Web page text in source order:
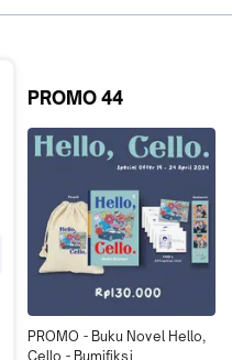
PROMO 44
PROMO - Buku Novel Hello,
Cello - Bumifiksi